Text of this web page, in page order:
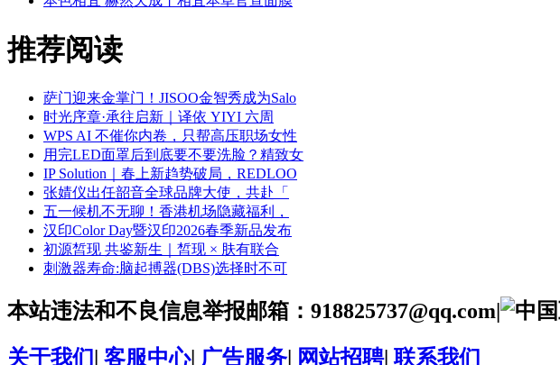
推荐阅读
萨门迎来金掌门！JISOO金智秀成为Salo
时光序章·承往启新｜译依 YIYI 六周
WPS AI 不催你内卷，只帮高压职场女性
用完LED面罩后到底要不要洗脸？精致女
IP Solution｜春上新趋势破局，REDLOO
张婧仪出任韶音全球品牌大使，共赴「
五一候机不无聊！香港机场隐藏福利，
汉印Color Day暨汉印2026春季新品发布
初源皙现 共鉴新生｜皙现 × 肤有联合
刺激器寿命:脑起搏器(DBS)选择时不可
本站违法和不良信息举报邮箱：918825737@qq.com|
关于我们 客服中心| 广告服务 网站招聘|联系我们